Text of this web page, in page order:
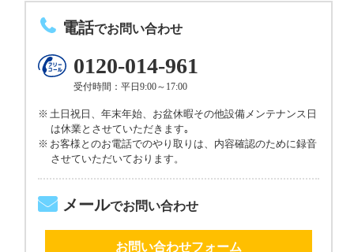
電話でお問い合わせ
0120-014-961
受付時間：平日9:00～17:00
土日祝日、年末年始、お盆休暇その他設備メンテナンス日
は休業とさせていただきます｡
お客様とのお電話でのやり取りは、内容確認のために録音
させていただいております。
メールでお問い合わせ
お問い合わせフォーム